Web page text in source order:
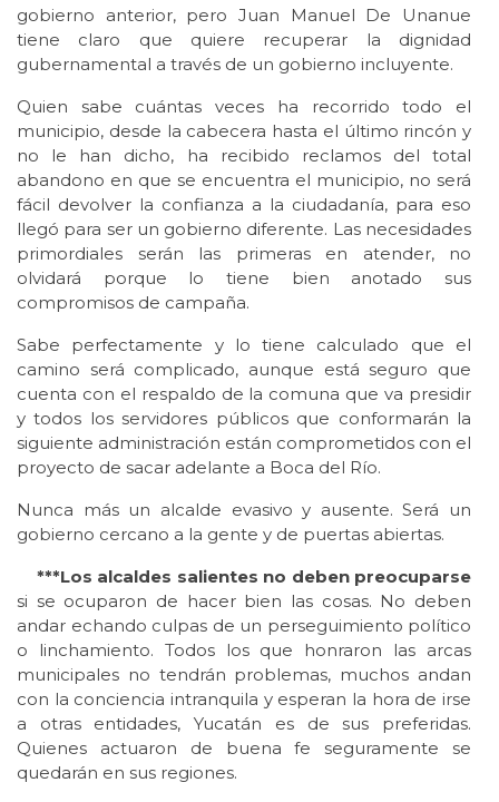
gobierno anterior, pero Juan Manuel De Unanue
tiene claro que quiere recuperar la dignidad
gubernamental a través de un gobierno incluyente.
Quien sabe cuántas veces ha recorrido todo el
municipio, desde la cabecera hasta el último rincón y
no le han dicho, ha recibido reclamos del total
abandono en que se encuentra el municipio, no será
fácil devolver la confianza a la ciudadanía, para eso
llegó para ser un gobierno diferente. Las necesidades
primordiales serán las primeras en atender, no
olvidará porque lo tiene bien anotado sus
compromisos de campaña.
Sabe perfectamente y lo tiene calculado que el
camino será complicado, aunque está seguro que
cuenta con el respaldo de la comuna que va presidir
y todos los servidores públicos que conformarán la
siguiente administración están comprometidos con el
proyecto de sacar adelante a Boca del Río.
Nunca más un alcalde evasivo y ausente. Será un
gobierno cercano a la gente y de puertas abiertas.
***Los alcaldes salientes no deben preocuparse
si se ocuparon de hacer bien las cosas. No deben
andar echando culpas de un perseguimiento político
o linchamiento. Todos los que honraron las arcas
municipales no tendrán problemas, muchos andan
con la conciencia intranquila y esperan la hora de irse
a otras entidades, Yucatán es de sus preferidas.
Quienes actuaron de buena fe seguramente se
quedarán en sus regiones.